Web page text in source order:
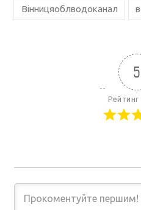
Вінницяоблводоканал
5
Рейтинг